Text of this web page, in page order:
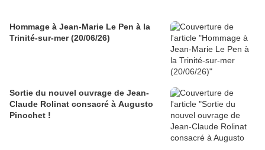
Hommage à Jean-Marie Le Pen à la
Trinité-sur-mer (20/06/26)
Sortie du nouvel ouvrage de Jean-
Claude Rolinat consacré à Augusto
Pinochet !